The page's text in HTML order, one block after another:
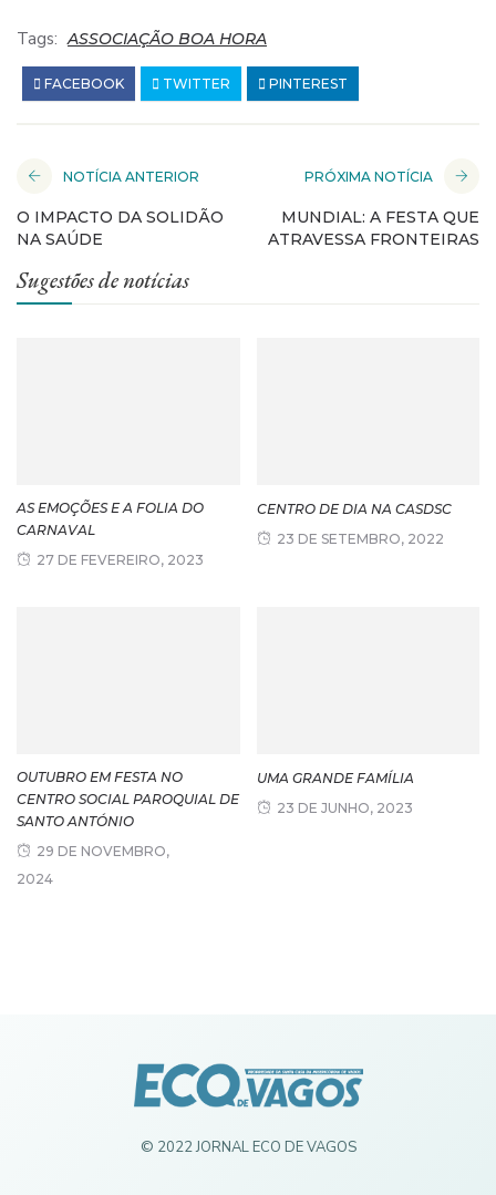
Tags: ASSOCIAÇÃO BOA HORA
FACEBOOK TWITTER PINTEREST
NOTÍCIA ANTERIOR
O IMPACTO DA SOLIDÃO
NA SAÚDE
PRÓXIMA NOTÍCIA
MUNDIAL: A FESTA QUE
ATRAVESSA FRONTEIRAS
Sugestões de notícias
AS EMOÇÕES E A FOLIA DO
CARNAVAL
27 DE FEVEREIRO, 2023
CENTRO DE DIA NA CASDSC
23 DE SETEMBRO, 2022
OUTUBRO EM FESTA NO
CENTRO SOCIAL PAROQUIAL DE
SANTO ANTÓNIO
29 DE NOVEMBRO,
2024
UMA GRANDE FAMÍLIA
23 DE JUNHO, 2023
© 2022 JORNAL ECO DE VAGOS